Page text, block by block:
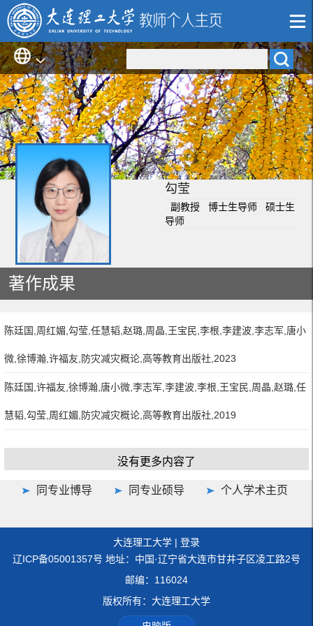
勾莹
副教授 博士生导师 硕士生
导师
著作成果
陈廷国,周红媚,勾莹,任慧韬,赵璐,周晶,王宝民,李根,李建波,李志军,唐小
微,徐博瀚,许福友,防灾减灾概论,高等教育出版社,2023
陈廷国,许福友,徐博瀚,唐小微,李志军,李建波,李根,王宝民,周晶,赵璐,任
慧韬,勾莹,周红媚,防灾减灾概论,高等教育出版社,2019
没有更多内容了
同专业博导 同专业硕导 个人学术主页
大连理工大学 | 登录
辽ICP备05001357号 地址：中国·辽宁省大连市甘井子区凌工路2号
邮编：116024
版权所有：大连理工大学